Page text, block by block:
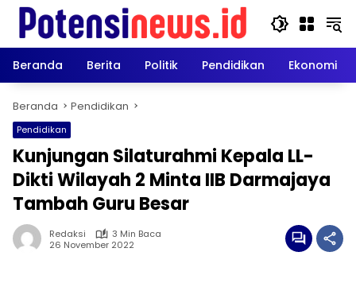
Langsung
konten
Beranda
Berita Politik Pendidikan Ekonomi
Beranda Pendidikan
Pendidikan
Kunjungan Silaturahmi Kepala LL-
Dikti Wilayah 2 Minta IIB Darmajaya
Tambah Guru Besar
Redaksi
3 Min Baca
26 November 2022